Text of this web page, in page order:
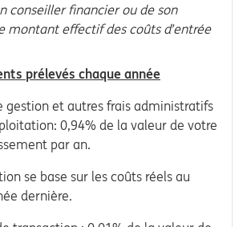
conseiller financier ou de son
montant effectif des coûts d’entrée
prélevés chaque année
gestion et autres frais administratifs
0,94% de la valeur de votre
par an.
se base sur les coûts réels au
dernière.